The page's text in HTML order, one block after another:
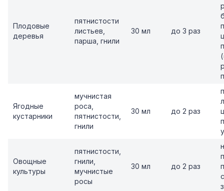
Плодовые
деревья
пятнистости
листьев,
парша, гнили
30 мл до 3 раз
Ягодные
кустарники
мучнистая
роса,
пятнистости,
гнили
30 мл до 2 раз
Овощные
культуры
пятнистости,
гнили,
мучнистые
росы
30 мл до 2 раз